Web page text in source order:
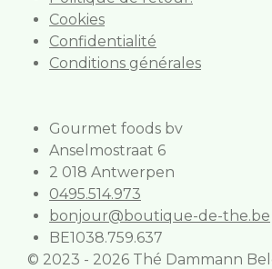
Cookies
Confidentialité
Conditions générales
Gourmet foods bv
Anselmostraat 6
2 018 Antwerpen
0495.514.973
bonjour@boutique-de-the.be
BE1038.759.637
© 2023 - 2026 Thé Dammann